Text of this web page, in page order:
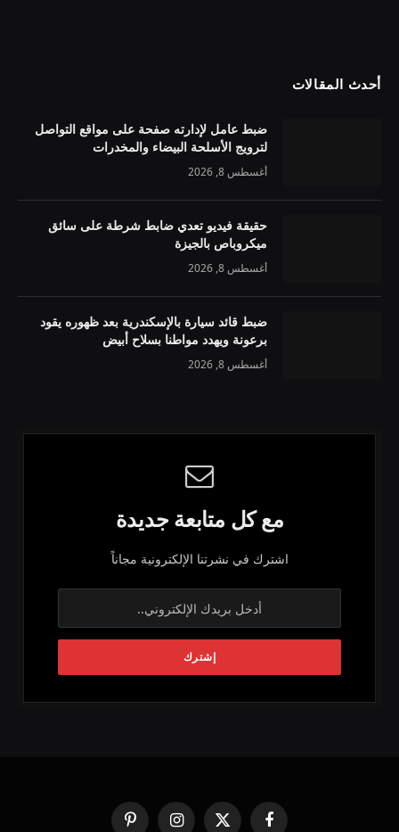
أحدث المقالات
ضبط عامل لإدارته صفحة على مواقع التواصل
لترويج الأسلحة البيضاء والمخدرات
أغسطس 8, 2026
حقيقة فيديو تعدي ضابط شرطة على سائق
ميكروباص بالجيزة
أغسطس 8, 2026
ضبط قائد سيارة بالإسكندرية بعد ظهوره يقود
برعونة ويهدد مواطنا بسلاح أبيض
أغسطس 8, 2026
مع كل متابعة جديدة
اشترك في نشرتنا الإلكترونية مجاناً
فيسبوك X الانستغرامبينتيريست